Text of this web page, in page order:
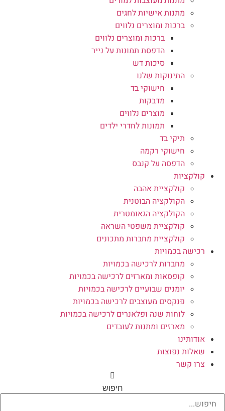
מתנות אישיות לחגים
ברכות ומוצרים נלווים
ברכות ומוצרים נלווים
הדפסת תמונות על נייר
סיכות דש
התינוקות שלנו
חישוקי בד
מדבקות
מוצרים נלווים
תמונות לחדרי ילדים
תיקי בד
חישוקי רקמה
הדפסה על קנבס
קולקציות
קולקציית אהבה
הקולקציה הבוטנית
הקולקציה הגאומטרית
קולקציית משפטי השראה
קולקציית מחברות מתכונים
רכישה בכמויות
מחברות לרכישה בכמויות
קופסאות ומארזים לרכישה בכמויות
יומנים שבועיים לרכישה בכמויות
פנקסים מעוצבים לרכישה בכמויות
לוחות שנה ופלאנרים לרכישה בכמויות
מארזים ומתנות לעובדים
אודותינו
שאלות נפוצות
צרו קשר
חיפוש